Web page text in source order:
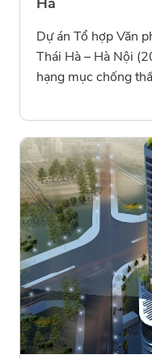
Dự án Tổ hợp Văn
Thái Hà – Hà Nội
hạng mục chống
vệ kết cấu công
thời tiết, đảm bảo
mỹ lâu dài cho khu
trung tâm thành